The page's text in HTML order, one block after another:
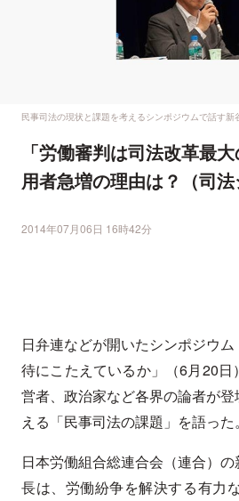
民事司法の現状と課題を考えるシンポジウムで話す
「労働審判は司法改革最
用者急増の理由は？（司法
2014年07月06日 16時42分
日弁連などが開いたシンポジウ
待にこたえているか」（6月20日
営者、政治家など各界の論者が
える「民事司法の課題」を語った。
日本労働組合総連合会（連合）
長は、労働紛争を解決する有力